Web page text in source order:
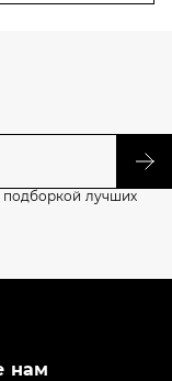
подборкой лучших
нам